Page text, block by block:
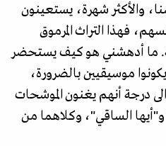
والأكثر شهرة، يستعينون
فهذا التراث المرموق
ما أدهشني هو كيف يستحضر
موسيقيين بالضرورة،
درجة أنهم يغنون الموشحات
الساقي"، وكلاهما من